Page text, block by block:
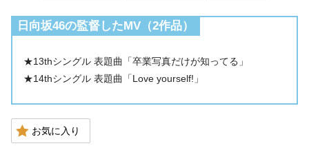
日向坂46の監督したMV（2作品）
★13thシングル 表題曲「卒業写真だけが知ってる」
★14thシングル 表題曲「Love yourself!」
お気に入り